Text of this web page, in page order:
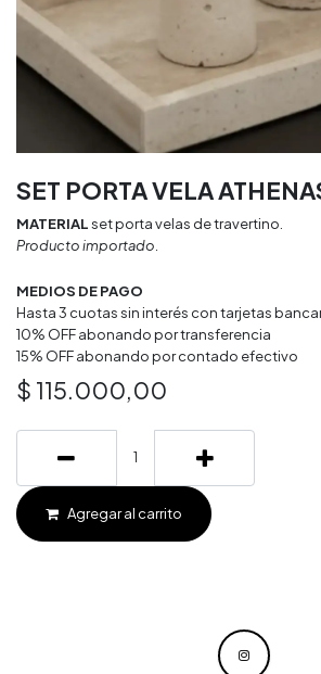
SET PORTA VELA
MATERIALset porta velas de travertino.
Producto importado.
MEDIOS DE PAGO
Hasta 3 cuotas sin interés con tarjetas
10% OFF abonando por transferencia
15% OFF abonando por contado efectivo
$ 115.000,00
Agregar al carrito